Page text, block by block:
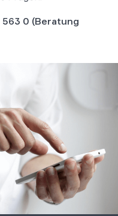
563 0 (Beratung